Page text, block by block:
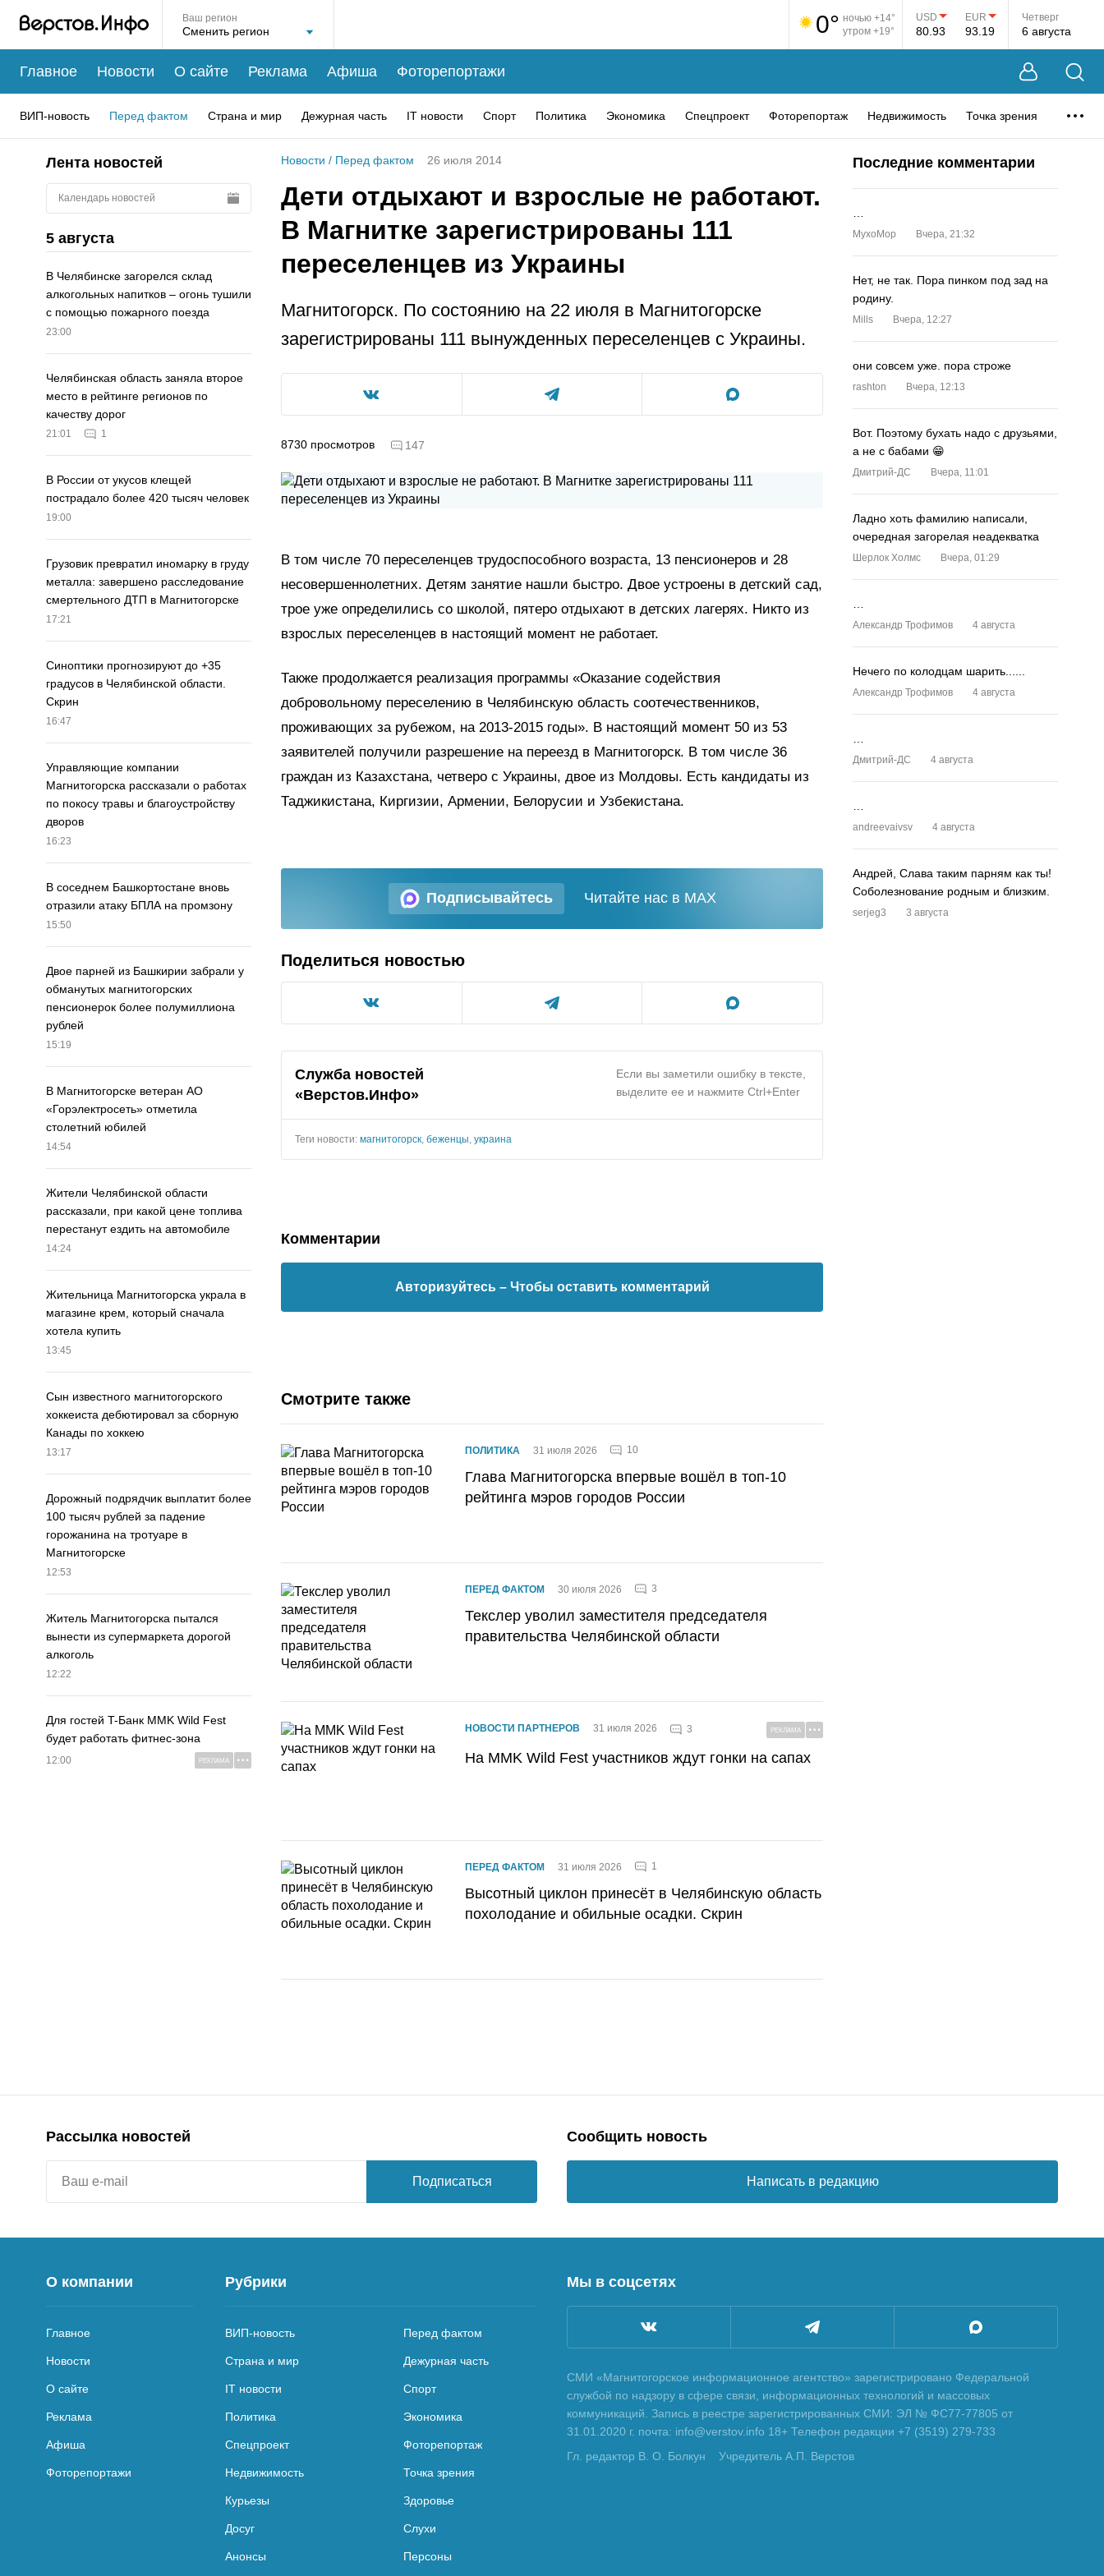
Ваш регион 0° ночью +14°
утром +19°
USD
80.93
EUR
93.19
Четверг
6 августа
Главное Новости О сайте Реклама Афиша Фоторепортажи
ВИП-новость Перед фактом Страна и мир Дежурная часть IT новости Спорт Политика Экономика Спецпроект Фоторепортаж Недвижимость Точка зрения
Лента новостей
Календарь новостей
5 августа
В Челябинске загорелся склад
алкогольных напитков – огонь тушили
с помощью пожарного поезда
23:00
Челябинская область заняла второе
место в рейтинге регионов по
качеству дорог
21:01 1
В России от укусов клещей
пострадало более 420 тысяч человек
19:00
Грузовик превратил иномарку в груду
металла: завершено расследование
смертельного ДТП в Магнитогорске
17:21
Синоптики прогнозируют до +35
градусов в Челябинской области.
Скрин
16:47
Управляющие компании
Магнитогорска рассказали о работах
по покосу травы и благоустройству
дворов
16:23
В соседнем Башкортостане вновь
отразили атаку БПЛА на промзону
15:50
Двое парней из Башкирии забрали у
обманутых магнитогорских
пенсионерок более полумиллиона
рублей
15:19
В Магнитогорске ветеран АО
«Горэлектросеть» отметила
столетний юбилей
14:54
Жители Челябинской области
рассказали, при какой цене топлива
перестанут ездить на автомобиле
14:24
Жительница Магнитогорска украла в
магазине крем, который сначала
хотела купить
13:45
Сын известного магнитогорского
хоккеиста дебютировал за сборную
Канады по хоккею
13:17
Дорожный подрядчик выплатит более
100 тысяч рублей за падение
горожанина на тротуаре в
Магнитогорске
12:53
Житель Магнитогорска пытался
вынести из супермаркета дорогой
алкоголь
12:22
Для гостей T-Банк MMK Wild Fest
будет работать фитнес-зона
12:00 РЕКЛАМА
Новости / Перед фактом 26 июля 2014
Дети отдыхают и взрослые не работают.
В Магнитке зарегистрированы 111
переселенцев из Украины
Магнитогорск. По состоянию на 22 июля в Магнитогорске
зарегистрированы 111 вынужденных переселенцев с Украины.
8730 просмотров 147
В том числе 70 переселенцев трудоспособного возраста, 13 пенсионеров и 28
несовершеннолетних. Детям занятие нашли быстро. Двое устроены в детский сад,
трое уже определились со школой, пятеро отдыхают в детских лагерях. Никто из
взрослых переселенцев в настоящий момент не работает.
Также продолжается реализация программы «Оказание содействия
добровольному переселению в Челябинскую область соотечественников,
проживающих за рубежом, на 2013-2015 годы». В настоящий момент 50 из 53
заявителей получили разрешение на переезд в Магнитогорск. В том числе 36
граждан из Казахстана, четверо с Украины, двое из Молдовы. Есть кандидаты из
Таджикистана, Киргизии, Армении, Белорусии и Узбекистана.
Подписывайтесь Читайте нас в MAX
Поделиться новостью
Служба новостей
«Верстов.Инфо»
Если вы заметили ошибку в тексте,
выделите ее и нажмите Ctrl+Enter
Теги новости: магнитогорск беженцы украина
Комментарии
Авторизуйтесь – Чтобы оставить комментарий
Смотрите также
ПОЛИТИКА 31 июля 2026 10
Глава Магнитогорска впервые вошёл в топ-10
рейтинга мэров городов России
ПЕРЕД ФАКТОМ 30 июля 2026 3
Текслер уволил заместителя председателя
правительства Челябинской области
НОВОСТИ ПАРТНЕРОВ 31 июля 2026 3 РЕКЛАМА
На MMK Wild Fest участников ждут гонки на сапах
ПЕРЕД ФАКТОМ 31 июля 2026 1
Высотный циклон принесёт в Челябинскую область
похолодание и обильные осадки. Скрин
Последние комментарии
MyxoMop Вчера, 21:32
Нет, не так. Пора пинком под зад на
родину.
Mills Вчера, 12:27
они совсем уже. пора строже
rashton Вчера, 12:13
Вот. Поэтому бухать надо с друзьями,
а не с бабами 😁
Дмитрий-ДС Вчера, 11:01
Ладно хоть фамилию написали,
очередная загорелая неадекватка
Шерлок Холмс Вчера, 01:29
Александр Трофимов 4 августа
Нечего по колодцам шарить......
Александр Трофимов 4 августа
Дмитрий-ДС 4 августа
andreevaivsv 4 августа
Андрей, Слава таким парням как ты!
Соболезнование родным и близким.
serjeg3 3 августа
Рассылка новостей
Подписаться
Сообщить новость
Написать в редакцию
О компании
Главное
Новости
О сайте
Реклама
Афиша
Фоторепортажи
Рубрики
ВИП-новость Перед фактом
Страна и мир Дежурная часть
IT новости Спорт
Политика Экономика
Спецпроект Фоторепортаж
Недвижимость Точка зрения
Курьезы Здоровье
Досуг Слухи
Анонсы Персоны
Мы в соцсетях
СМИ «Магнитогорское информационное агентство» зарегистрировано Федеральной
службой по надзору в сфере связи, информационных технологий и массовых
коммуникаций. Запись в реестре зарегистрированных СМИ: ЭЛ № ФС77-77805 от
31.01.2020 г. почта: info@verstov.info 18+ Телефон редакции +7 (3519) 279-733
Гл. редактор В. О. Болкун
Учредитель А.П. Верстов